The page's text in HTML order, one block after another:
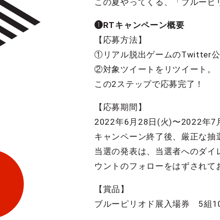
この夏やってくる、「ブルー
❶RTキャンペーン概要
【応募方法】
①リアル脱出ゲームのTwitter
②対象ツイートをリツイート。
この2ステップで応募完了！
【応募期間】
2022年6月28日(火)〜2022年7
キャンペーン終了後、厳正な
当選の発表は、当選者へのダ
ウントのフォローをはずされ
【賞品】
ブルーピリオド展入場券 5組